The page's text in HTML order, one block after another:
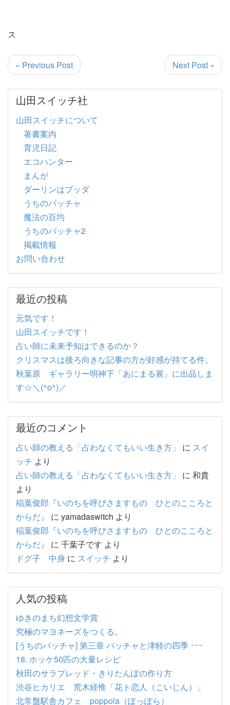
ス
« Previous Post Next Post »
山田スイッチ社
山田スイッチについて
著書案内
育児日記
エコハンター
まんが
ダーリンはブッダ
うちのバッチャ
魔法の百均
うちのバッチャ2
掲載情報
お問い合わせ
最近の投稿
元気です！
山田スイッチです！
占い師に未来予知はできるのか？
クリスマスは後ろ向きな記事の方が好感が持てる件。
秋葉原 ギャラリー明神下「あにまる展」に出品しま
す☆＼(^o^)／
最近のコメント
占い師の教える「占わなくてもいい生き方」 に スイ
ッチ より
占い師の教える「占わなくてもいい生き方」
に 和貴
より
稲葉俊郎『いのちを呼びさますもの ひとのこころと
からだ』
に yamadaswitch より
稲葉俊郎『いのちを呼びさますもの ひとのこころと
からだ』
に 千葉子です より
ドグ子 中身 に スイッチ より
人気の投稿
ゆきのまち幻想文学賞
究極のマヨネーズをつくる。
[うちのバッチャ] 第三章 バッチャと津軽の四季 ｰｰｰ
18. ホッケ50匹の大量レシピ
秋田のサラブレッド・きりたんぽの作り方
渋谷ヒカリエ 荒木経惟「花ト恋人（こいじん）」
北常盤駅舎カフェ poppola（ぽっぽら）